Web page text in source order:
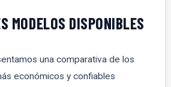
MODELOS DISPONIBLES
una comparativa de los
económicos y confiables